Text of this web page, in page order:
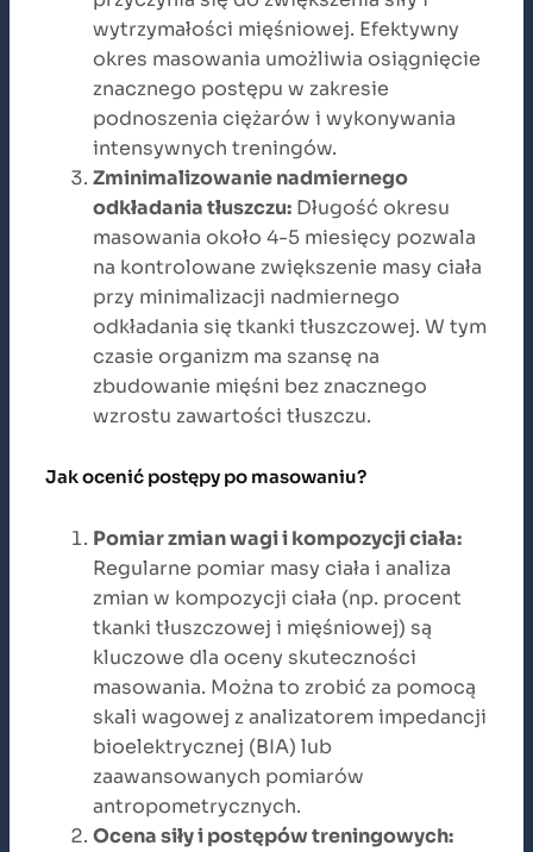
wytrzymałości mięśniowej. Efektywny
okres masowania umożliwia osiągnięcie
znacznego postępu w zakresie
podnoszenia ciężarów i wykonywania
intensywnych treningów.
Zminimalizowanie nadmiernego
odkładania tłuszczu: Długość okresu
masowania około 4-5 miesięcy pozwala
na kontrolowane zwiększenie masy ciała
przy minimalizacji nadmiernego
odkładania się tkanki tłuszczowej. W tym
czasie organizm ma szansę na
zbudowanie mięśni bez znacznego
wzrostu zawartości tłuszczu.
Jak ocenić postępy po masowaniu?
Pomiar zmian wagi i kompozycji ciała:
Regularne pomiar masy ciała i analiza
zmian w kompozycji ciała (np. procent
tkanki tłuszczowej i mięśniowej) są
kluczowe dla oceny skuteczności
masowania. Można to zrobić za pomocą
skali wagowej z analizatorem impedancji
bioelektrycznej (BIA) lub
zaawansowanych pomiarów
antropometrycznych.
Ocena siły i postępów treningowych: